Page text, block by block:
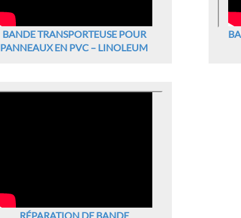
BANDE TRANSPORTEUSE POUR
PANNEAUX EN PVC – LINOLEUM
RÉPARATION DE BANDE